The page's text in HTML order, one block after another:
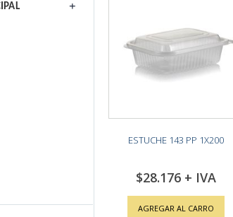
ESTUCHE 143 PP 1X200
$28.176
AGREGAR AL CARRO